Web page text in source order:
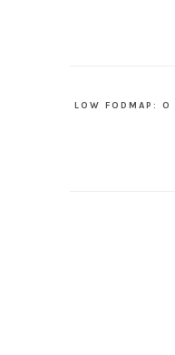
LOW FODMAP: O